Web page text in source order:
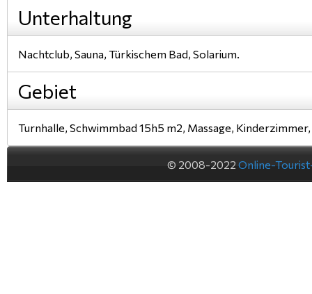
Unterhaltung
Nachtclub, Sauna, Türkischem Bad, Solarium.
Gebiet
Turnhalle, Schwimmbad 15h5 m2, Massage,
© 2008-2022 Online-